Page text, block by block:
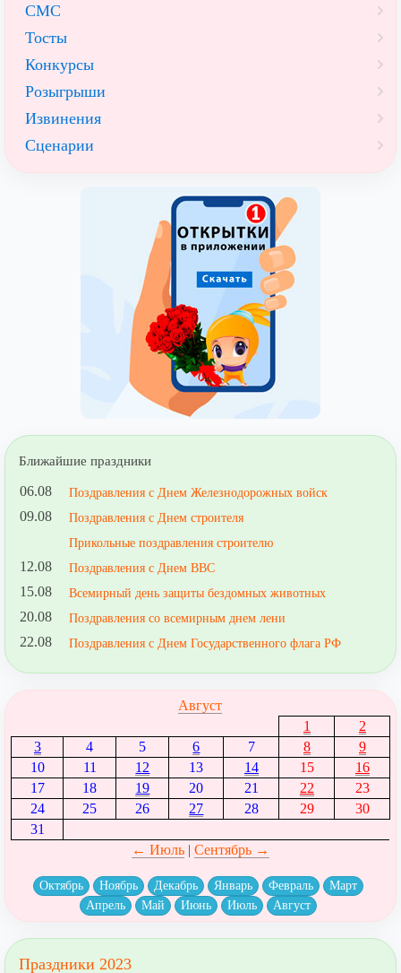
СМС
Тосты
Конкурсы
Розыгрыши
Извинения
Сценарии
Ближайшие праздники
06.08 Поздравления с Днем Железнодорожных войск
09.08
Поздравления с Днем строителя
Прикольные поздравления строителю
12.08 Поздравления с Днем ВВС
15.08 Всемирный день защиты бездомных животных
20.08 Поздравления со всемирным днем лени
22.08 Поздравления с Днем Государственного флага РФ
Август
1
2
3
4 5 6 7 8
9
10
11 12 13 14 15
16
17
18 19 20 21 22
23
24
25 26 27 28 29
30
31
← Июль| Сентябрь →
Октябрь Ноябрь Декабрь Январь Февраль
Март
Апрель
Май Июнь Июль Август
Праздники 2023